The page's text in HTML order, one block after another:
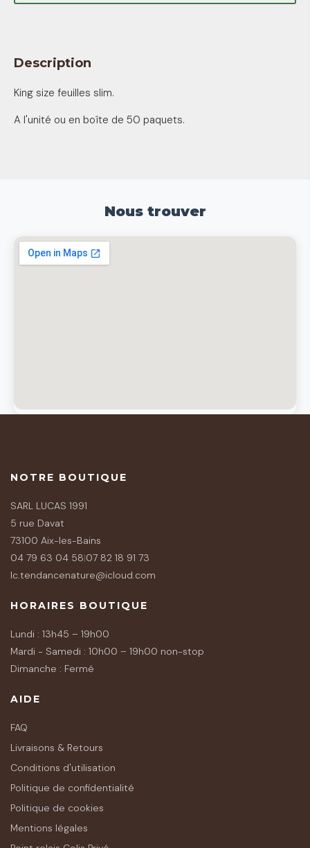
Description
King size feuilles slim.
A l'unité ou en boîte de 50 paquets.
Nous trouver
NOTRE BOUTIQUE
SARL LUCAS 1991
5 rue Davat
73100 Aix-les-Bains
04 79 63 04 58|07 82 18 91 73
lc.tendancenature@icloud.com
HORAIRES BOUTIQUE
Lundi : 13h45 – 19h00
Mardi - Samedi : 10h00 – 19h00 non-stop
Dimanche : Fermé
AIDE
FAQ
Livraisons & Retours
Conditions d'utilisation
Politique de confidentialité
Politique de cookies
Mentions légales